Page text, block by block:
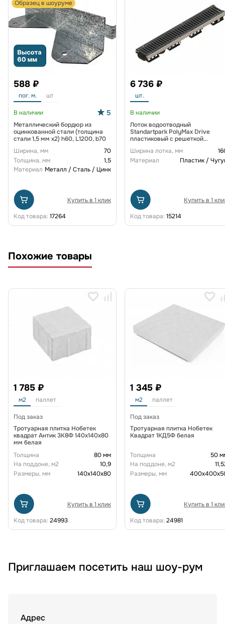
Образец в шоуруме
588 ₽
пог. м. шт
В наличии 5
Металлический бордюр из
оцинкованной стали (толщина
стали 1,5 мм x2) h60, L1200, b70
Ширина, мм
70
Толщина, мм
1,5
Материал Металл / Сталь / Цинк
Купить в 1 клик
Код товара: 17264
6 736 ₽
шт.
В наличии
Лоток водоотводный
Standartpark PolyMax Drive
пластиковый с решеткой
(комплект) 0805034-М
Ширина лотка, мм
Материал
Пластик /
Купить в 1
Код товара: 15214
Похожие товары
1 785 ₽
м2 паллет
Под заказ
Тротуарная плитка Нобетек
квадрат Антик 3К8Ф 140x140x80
мм белая
Толщина
80 мм
На поддоне, м2
10,9
Размеры, мм
140x140x80
Купить в 1 клик
Код товара: 24993
1 345 ₽
м2 паллет
Под заказ
Тротуарная плитка Нобетек
Квадрат 1КД5Ф белая
Толщина
50
На поддоне, м2
Размеры, мм
Купить в 1
Код товара: 24981
Приглашаем посетить наш шоу-рум
Адрес